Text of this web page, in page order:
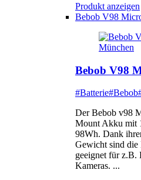
Produkt anzeigen
Bebob V98
Bebob V98
#Batterie#Bebob
Der Bebob v98
Mount Akku mit
98Wh. Dank
Gewicht sind
geeignet für z.B.
Kameras. ...